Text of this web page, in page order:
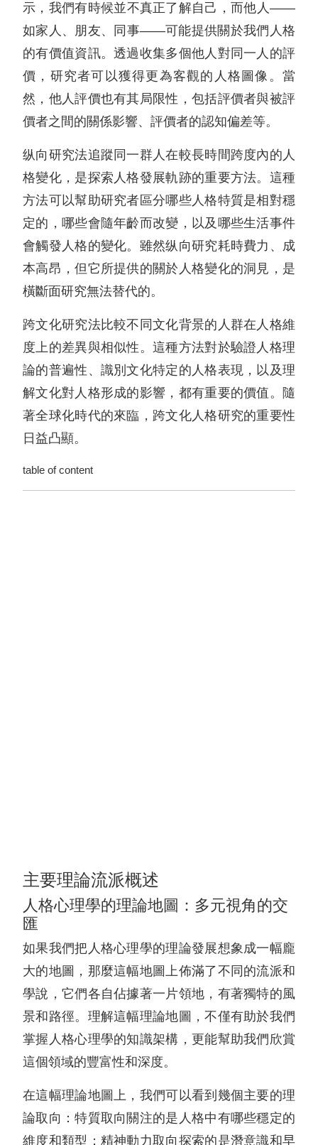
示，我們有時候並不真正了解自己，而他人——
如家人、朋友、同事——可能提供關於我們人格
的有價值資訊。透過收集多個他人對同一人的評
價，研究者可以獲得更為客觀的人格圖像。當
然，他人評價也有其局限性，包括評價者與被評
價者之間的關係影響、評價者的認知偏差等。
纵向研究法追蹤同一群人在較長時間跨度內的人
格變化，是探索人格發展軌跡的重要方法。這種
方法可以幫助研究者區分哪些人格特質是相對穩
定的，哪些會隨年齡而改變，以及哪些生活事件
會觸發人格的變化。雖然纵向研究耗時費力、成
本高昂，但它所提供的關於人格變化的洞見，是
橫斷面研究無法替代的。
跨文化研究法比較不同文化背景的人群在人格維
度上的差異與相似性。這種方法對於驗證人格理
論的普遍性、識別文化特定的人格表現，以及理
解文化對人格形成的影響，都有重要的價值。隨
著全球化時代的來臨，跨文化人格研究的重要性
日益凸顯。
table of content
主要理論流派概述
人格心理學的理論地圖：多元視角的交
匯
如果我們把人格心理學的理論發展想象成一幅龐
大的地圖，那麼這幅地圖上佈滿了不同的流派和
學說，它們各自佔據著一片領地，有著獨特的風
景和路徑。理解這幅理論地圖，不僅有助於我們
掌握人格心理學的知識架構，更能幫助我們欣賞
這個領域的豐富性和深度。
在這幅理論地圖上，我們可以看到幾個主要的理
論取向：特質取向關注的是人格中有哪些穩定的
維度和類型；精神動力取向探索的是潛意識和早